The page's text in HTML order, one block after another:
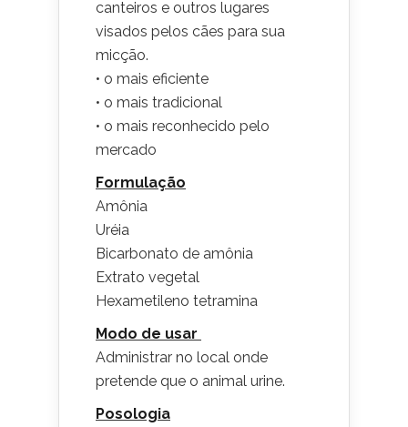
canteiros e outros lugares
visados pelos cães para sua
micção.
• o mais eficiente
• o mais tradicional
• o mais reconhecido pelo
mercado
Formulação
Amônia
Uréia
Bicarbonato de amônia
Extrato vegetal
Hexametileno tetramina
Modo de usar
Administrar no local onde
pretende que o animal urine.
Posologia